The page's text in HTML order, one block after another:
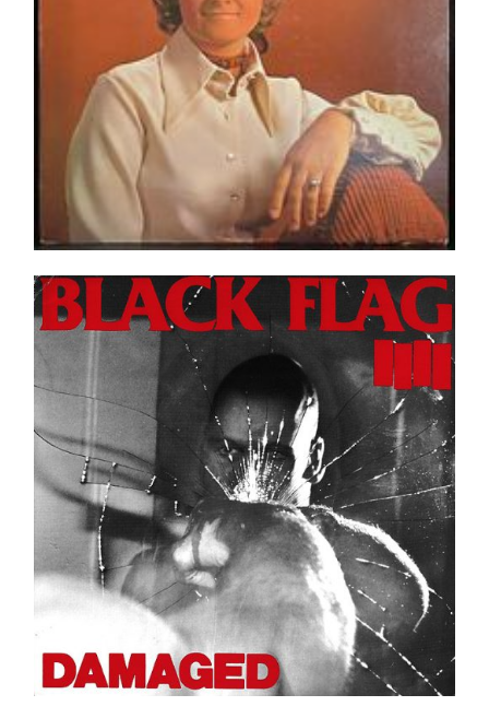
Black Flag – Damaged LP _ Neuf / New
Ajouter au panier Détails